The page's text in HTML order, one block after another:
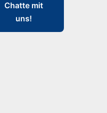
Chatte mit
uns!